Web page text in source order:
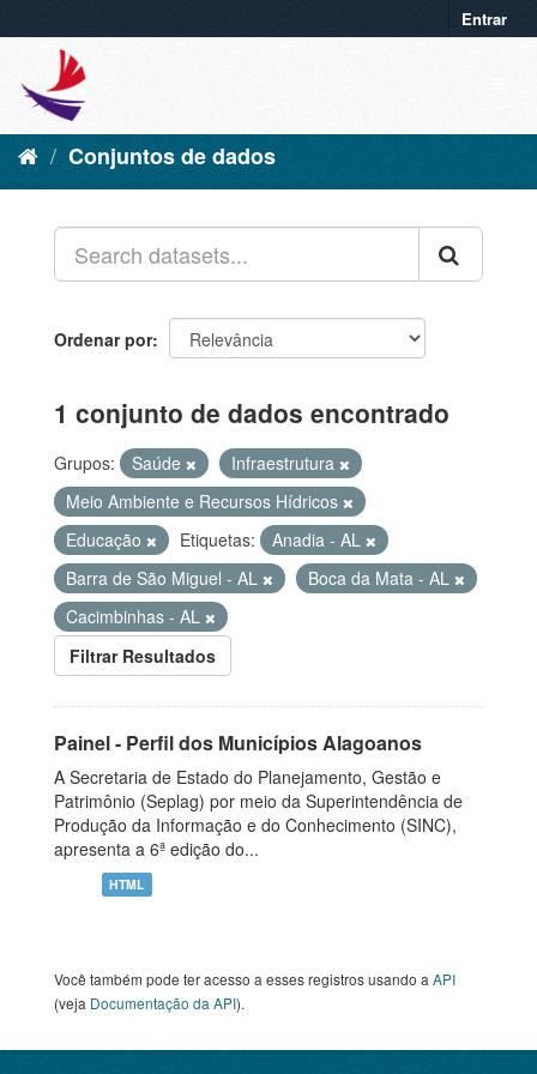
Entrar
Conjuntos de dados
Ordenar por
1 conjunto de dados encontrado
Grupos: Saúde
Infraestrutura
Meio Ambiente e Recursos Hídricos
Educação
Etiquetas:
Anadia - AL
Barra de São Miguel - AL
Boca da Mata - AL
Cacimbinhas - AL
Filtrar Resultados
Painel - Perfil dos Municípios Alagoanos
A Secretaria de Estado do Planejamento, Gestão e
Patrimônio (Seplag) por meio da Superintendência de
Produção da Informação e do Conhecimento (SINC),
apresenta a 6ª edição do...
HTML
Você também pode ter acesso a esses registros usando a API
(veja Documentação da API).